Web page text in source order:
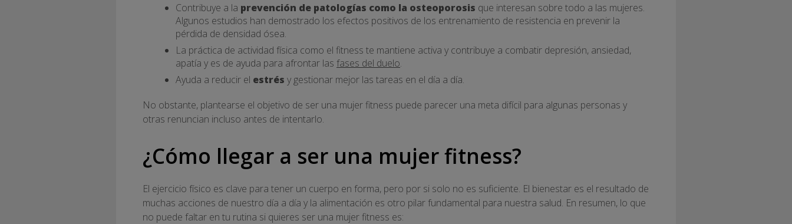
Contribuye a la prevención de patologías como la osteoporosis que interesan sobre todo a las mujeres.
Algunos estudios han demostrado los efectos positivos de los entrenamiento de resistencia en prevenir la
pérdida de densidad ósea.
La práctica de actividad física como el fitness te mantiene activa y contribuye a combatir depresión, ansiedad,
apatía y es de ayuda para afrontar las fases del duelo.
Ayuda a reducir el estrés y gestionar mejor las tareas en el día a día.
No obstante, plantearse el objetivo de ser una mujer fitness puede parecer una meta difícil para algunas personas y
otras renuncian incluso antes de intentarlo.
¿Cómo llegar a ser una mujer fitness?
El ejercicio físico es clave para tener un cuerpo en forma, pero por si solo no es suficiente. El bienestar es el resultado de
muchas acciones de nuestro día a día y la alimentación es otro pilar fundamental para nuestra salud. En resumen, lo que
no puede faltar en tu rutina si quieres ser una mujer fitness es: